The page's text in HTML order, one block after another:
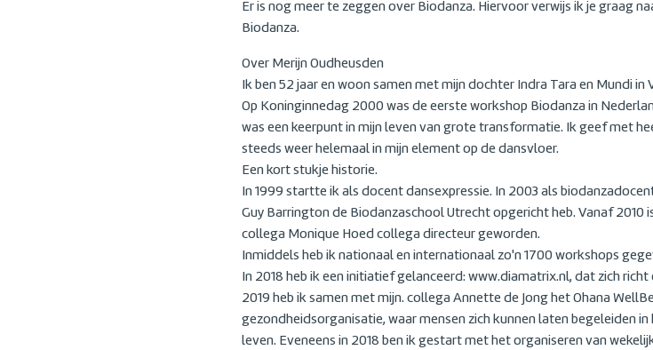
Er is nog meer te zeggen over Biodanza. Hiervoor verwijs ik je graag
Biodanza.
Over Merijn Oudheusden
Ik ben 52 jaar en woon samen met mijn dochter Indra Tara en Mundi in
Op Koninginnedag 2000 was de eerste workshop Biodanza in
was een keerpunt in mijn leven van grote transformatie. Ik geef met
steeds weer helemaal in mijn element op de dansvloer.
Een kort stukje historie.
In 1999 startte ik als docent dansexpressie. In 2003 als
Guy Barrington de Biodanzaschool Utrecht opgericht heb. Vanaf 2010
collega Monique Hoed collega directeur geworden.
Inmiddels heb ik nationaal en internationaal zo'n 1700 workshops
In 2018 heb ik een initiatief gelanceerd: www.diamatrix.nl, dat zich
2019 heb ik samen met mijn. collega Annette de Jong het Ohana
gezondheidsorganisatie, waar mensen zich kunnen laten begeleiden
leven. Eveneens in 2018 ben ik gestart met het organiseren van